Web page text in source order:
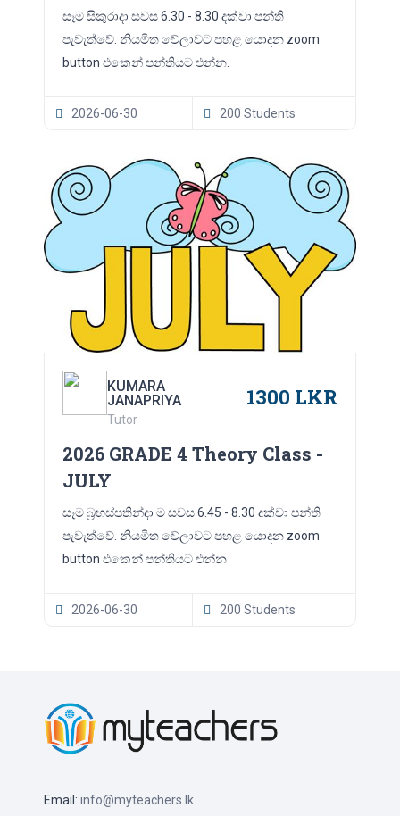
සෑම සිකුරාදා සවස 6.30 - 8.30 දක්වා පන්ති
පැවැත්වේ. නියමිත වේලාවට පහළ යොදන zoom
button එකෙන් පන්තියට එන්න.
2026-06-30 200 Students
KUMARA
JANAPRIYA
Tutor
1300 LKR
2026 GRADE 4 Theory Class -
JULY
සෑම බ්‍රහස්පතින්දා ම සවස 6.45 - 8.30 දක්වා පන්ති
පැවැත්වේ. නියමිත වේලාවට පහළ යොදන zoom
button එකෙන් පන්තියට එන්න
2026-06-30 200 Students
Email: info@myteachers.lk